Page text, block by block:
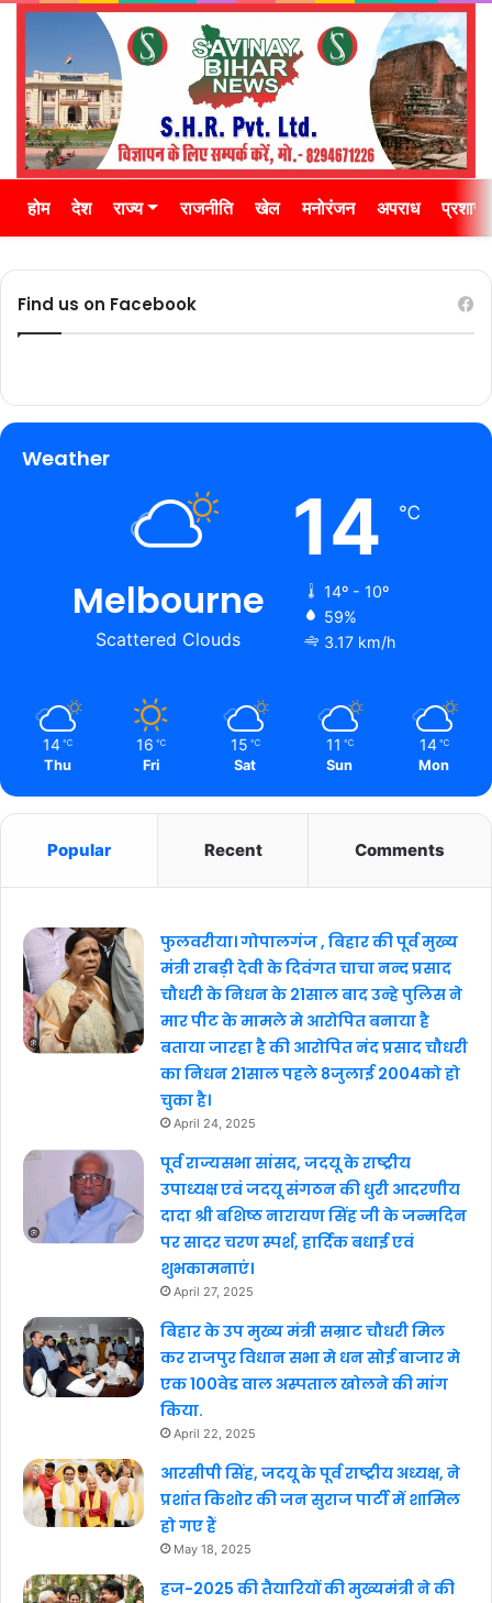
होम देश राज्य राजनीति खेल मनोरंजन अपराध
Find us on Facebook
Weather
Melbourne
Scattered Clouds
14 ℃
14º - 10º
59%
3.17 km/h
14 ℃
Thu
16 ℃
Fri
15 ℃
Sat
11 ℃
Sun
14 ℃
Mon
Popular Recent Comments
फुलवरीया। गोपालगंज , बिहार की पूर्व मुख्य
मंत्री राबड़ी देवी के दिवंगत चाचा नन्द प्रसाद
चौधरी के निधन के 21साल बाद उन्हे पुलिस ने
मार पीट के मामले मे आरोपित बनाया है
बताया जारहा है की आरोपित नंद प्रसाद चौधरी
का निधन 21साल पहले 8जुलाई 2004को हो
चुका है।
April 24, 2025
पूर्व राज्यसभा सांसद, जदयू के राष्ट्रीय
उपाध्यक्ष एवं जदयू संगठन की धुरी आदरणीय
दादा श्री बशिष्ठ नारायण सिंह जी के जन्मदिन
पर सादर चरण स्पर्श, हार्दिक बधाई एवं
शुभकामनाएं।
April 27, 2025
बिहार के उप मुख्य मंत्री सम्राट चौधरी मिल
कर राजपुर विधान सभा मे धन सोई बाजार मे
एक 100वेड वाल अस्पताल खोलने की मांग
किया.
April 22, 2025
आरसीपी सिंह, जदयू के पूर्व राष्ट्रीय अध्यक्ष, ने
प्रशांत किशोर की जन सुराज पार्टी में शामिल
हो गए हैं
May 18, 2025
हज-2025 की तैयारियों की मुख्यमंत्री ने की